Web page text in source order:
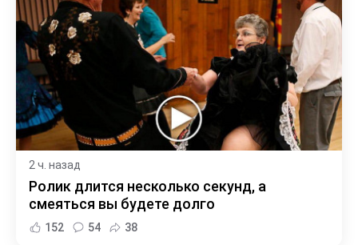
2 ч. назад
Ролик длится несколько секунд, а
смеяться вы будете долго
152 54 38